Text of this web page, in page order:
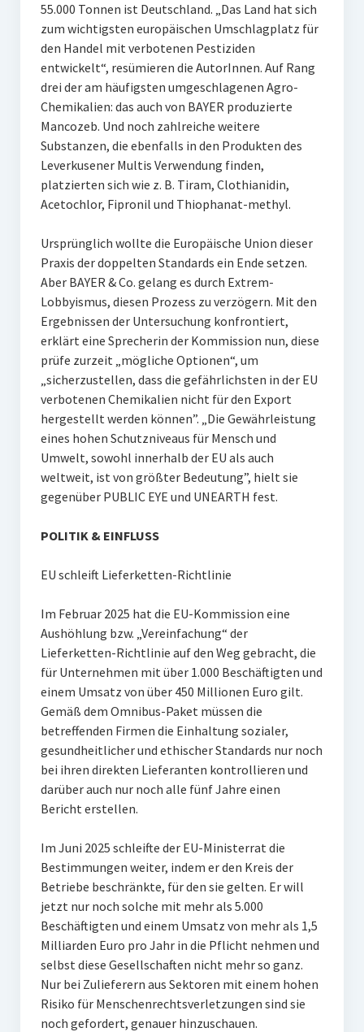
55.000 Tonnen ist Deutschland. „Das Land hat sich
zum wichtigsten europäischen Umschlagplatz für
den Handel mit verbotenen Pestiziden
entwickelt“, resümieren die AutorInnen. Auf Rang
drei der am häufigsten umgeschlagenen Agro-
Chemikalien: das auch von BAYER produzierte
Mancozeb. Und noch zahlreiche weitere
Substanzen, die ebenfalls in den Produkten des
Leverkusener Multis Verwendung finden,
platzierten sich wie z. B. Tiram, Clothianidin,
Acetochlor, Fipronil und Thiophanat-methyl.
Ursprünglich wollte die Europäische Union dieser
Praxis der doppelten Standards ein Ende setzen.
Aber BAYER & Co. gelang es durch Extrem-
Lobbyismus, diesen Prozess zu verzögern. Mit den
Ergebnissen der Untersuchung konfrontiert,
erklärt eine Sprecherin der Kommission nun, diese
prüfe zurzeit „mögliche Optionen“, um
„sicherzustellen, dass die gefährlichsten in der EU
verbotenen Chemikalien nicht für den Export
hergestellt werden können”. „Die Gewährleistung
eines hohen Schutzniveaus für Mensch und
Umwelt, sowohl innerhalb der EU als auch
weltweit, ist von größter Bedeutung”, hielt sie
gegenüber PUBLIC EYE und UNEARTH fest.
POLITIK & EINFLUSS
EU schleift Lieferketten-Richtlinie
Im Februar 2025 hat die EU-Kommission eine
Aushöhlung bzw. „Vereinfachung“ der
Lieferketten-Richtlinie auf den Weg gebracht, die
für Unternehmen mit über 1.000 Beschäftigten und
einem Umsatz von über 450 Millionen Euro gilt.
Gemäß dem Omnibus-Paket müssen die
betreffenden Firmen die Einhaltung sozialer,
gesundheitlicher und ethischer Standards nur noch
bei ihren direkten Lieferanten kontrollieren und
darüber auch nur noch alle fünf Jahre einen
Bericht erstellen.
Im Juni 2025 schleifte der EU-Ministerrat die
Bestimmungen weiter, indem er den Kreis der
Betriebe beschränkte, für den sie gelten. Er will
jetzt nur noch solche mit mehr als 5.000
Beschäftigten und einem Umsatz von mehr als 1,5
Milliarden Euro pro Jahr in die Pflicht nehmen und
selbst diese Gesellschaften nicht mehr so ganz.
Nur bei Zulieferern aus Sektoren mit einem hohen
Risiko für Menschenrechtsverletzungen sind sie
noch gefordert, genauer hinzuschauen.